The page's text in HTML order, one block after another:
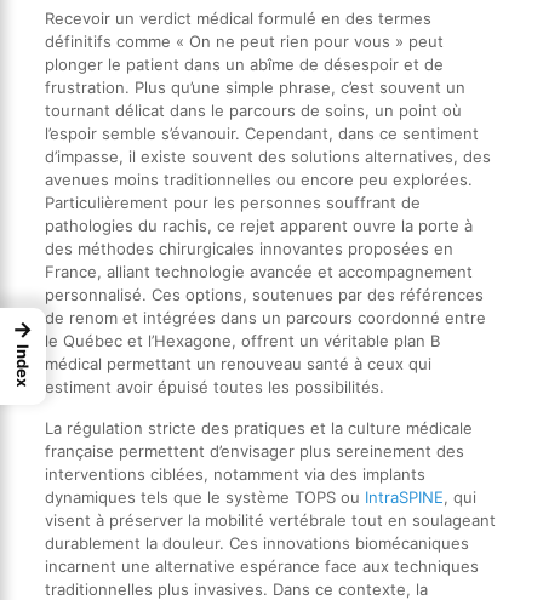
Recevoir un verdict médical formulé en des termes
définitifs comme « On ne peut rien pour vous » peut
plonger le patient dans un abîme de désespoir et de
frustration. Plus qu’une simple phrase, c’est souvent un
tournant délicat dans le parcours de soins, un point où
l’espoir semble s’évanouir. Cependant, dans ce sentiment
d’impasse, il existe souvent des solutions alternatives, des
avenues moins traditionnelles ou encore peu explorées.
Particulièrement pour les personnes souffrant de
pathologies du rachis, ce rejet apparent ouvre la porte à
des méthodes chirurgicales innovantes proposées en
France, alliant technologie avancée et accompagnement
personnalisé. Ces options, soutenues par des références
de renom et intégrées dans un parcours coordonné entre
le Québec et l’Hexagone, offrent un véritable plan B
médical permettant un renouveau santé à ceux qui
estiment avoir épuisé toutes les possibilités.
La régulation stricte des pratiques et la culture médicale
française permettent d’envisager plus sereinement des
interventions ciblées, notamment via des implants
dynamiques tels que le système TOPS ou IntraSPINE, qui
visent à préserver la mobilité vertébrale tout en soulageant
durablement la douleur. Ces innovations biomécaniques
incarnent une alternative espérance face aux techniques
traditionnelles plus invasives. Dans ce contexte, la
→
Index